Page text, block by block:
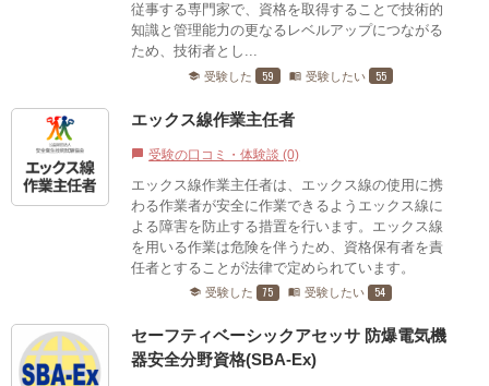
従事する専門家で、資格を取得することで技術的
知識と管理能力の更なるレベルアップにつながる
ため、技術者とし...
school 受験した 59 menu_book 受験したい 55
エックス線作業主任者
chat_bubble 受験の口コミ・体験談 (0)
エックス線作業主任者は、エックス線の使用に携
わる作業者が安全に作業できるようエックス線に
よる障害を防止する措置を行います。エックス線
を用いる作業は危険を伴うため、資格保有者を責
任者とすることが法律で定められています。
school 受験した 75 menu_book 受験したい 54
セーフティベーシックアセッサ 防爆電気機
器安全分野資格(SBA-Ex)